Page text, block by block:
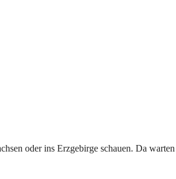
oder ins Erzgebirge schauen. Da